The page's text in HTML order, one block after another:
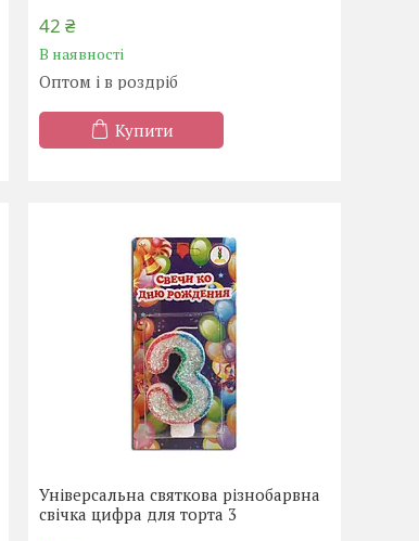
42 ₴
В наявності
Оптом і в роздріб
Купити
Універсальна святкова різнобарвна
свічка цифра для торта 3